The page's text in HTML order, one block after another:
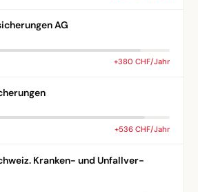
AG
+380 CHF/Jahr
+536 CHF/Jahr
Kranken- und Unfallver-